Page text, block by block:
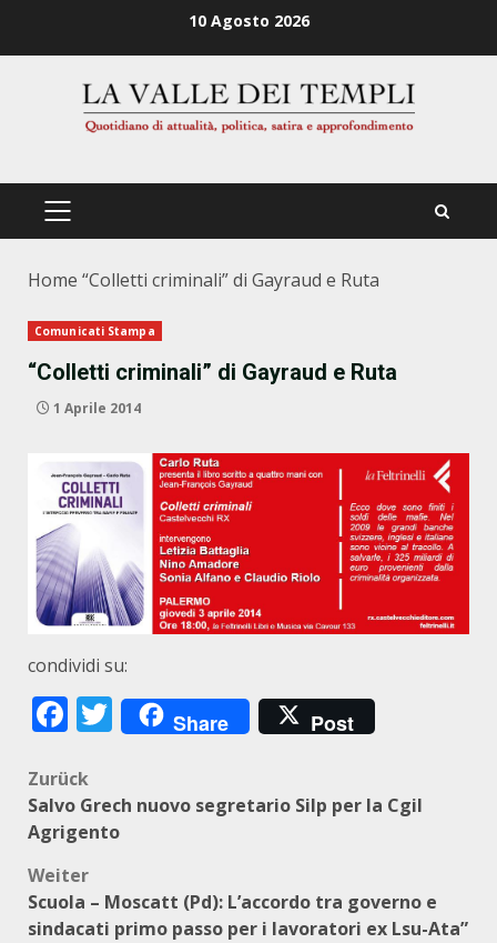
10 Agosto 2026
PRIMÄRES
Home “Colletti criminali” di Gayraud e Ruta
Comunicati Stampa
“Colletti criminali” di Gayraud e Ruta
1 Aprile 2014
condividi su:
Facebook
Twitter
Share Post
Beitragsnavigation
Zurück
Salvo Grech nuovo segretario Silp per la Cgil
Agrigento
Weiter
Scuola – Moscatt (Pd): L’accordo tra governo e
sindacati primo passo per i lavoratori ex Lsu-Ata”